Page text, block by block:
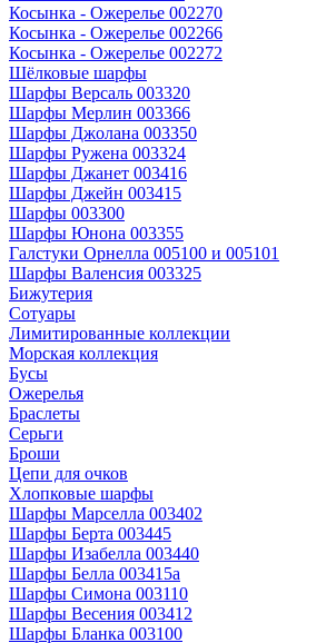
Косынка - Ожерелье 002270
Косынка - Ожерелье 002266
Косынка - Ожерелье 002272
Шёлковые шарфы
Шарфы Версаль 003320
Шарфы Мерлин 003366
Шарфы Джолана 003350
Шарфы Ружена 003324
Шарфы Джанет 003416
Шарфы Джейн 003415
Шарфы 003300
Шарфы Юнона 003355
Галстуки Орнелла 005100 и 005101
Шарфы Валенсия 003325
Бижутерия
Сотуары
Лимитированные коллекции
Морская коллекция
Бусы
Ожерелья
Браслеты
Серьги
Броши
Цепи для очков
Хлопковые шарфы
Шарфы Марселла 003402
Шарфы Берта 003445
Шарфы Изабелла 003440
Шарфы Белла 003415a
Шарфы Симона 003110
Шарфы Весения 003412
Шарфы Бланка 003100